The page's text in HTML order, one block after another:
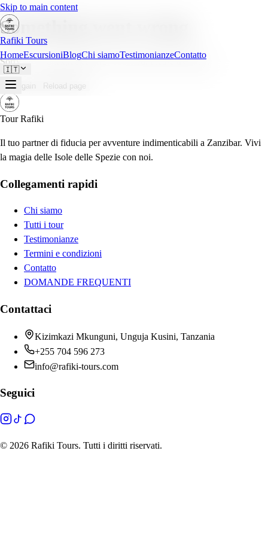
Skip to main content
Rafiki Tours
HomeEscursioniBlogChi siamoTestimonianzeContatto
🇮🇹
Something went wrong
Sorry — an unexpected error occurred. Please try again.
Try again Reload page
Tour Rafiki
Il tuo partner di fiducia per avventure indimenticabili a Zanzibar. Vivi
la magia delle Isole delle Spezie con noi.
Collegamenti rapidi
Chi siamo
Tutti i tour
Testimonianze
Termini e condizioni
Contatto
DOMANDE FREQUENTI
Contattaci
Kizimkazi Mkunguni, Unguja Kusini, Tanzania
+255 704 596 273
info@rafiki-tours.com
Seguici
© 2026 Rafiki Tours. Tutti i diritti riservati.